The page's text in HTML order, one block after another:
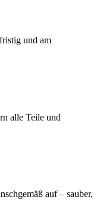
und am
alle Teile und
auf – sauber,